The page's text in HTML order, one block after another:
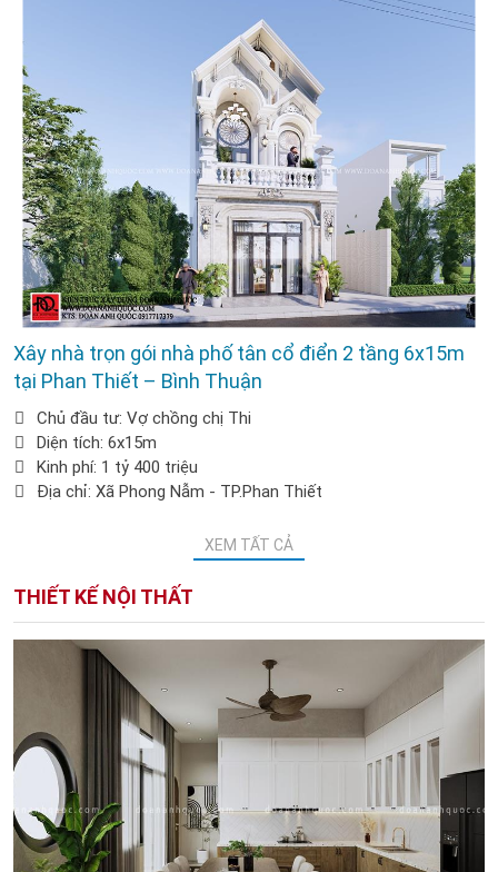
Xây nhà trọn gói nhà phố tân cổ điển 2 tầng 6x15m
tại Phan Thiết – Bình Thuận
Chủ đầu tư: Vợ chồng chị Thi
Diện tích: 6x15m
Kinh phí: 1 tỷ 400 triệu
Địa chỉ: Xã Phong Nẫm - TP.Phan Thiết
XEM TẤT CẢ
THIẾT KẾ NỘI THẤT